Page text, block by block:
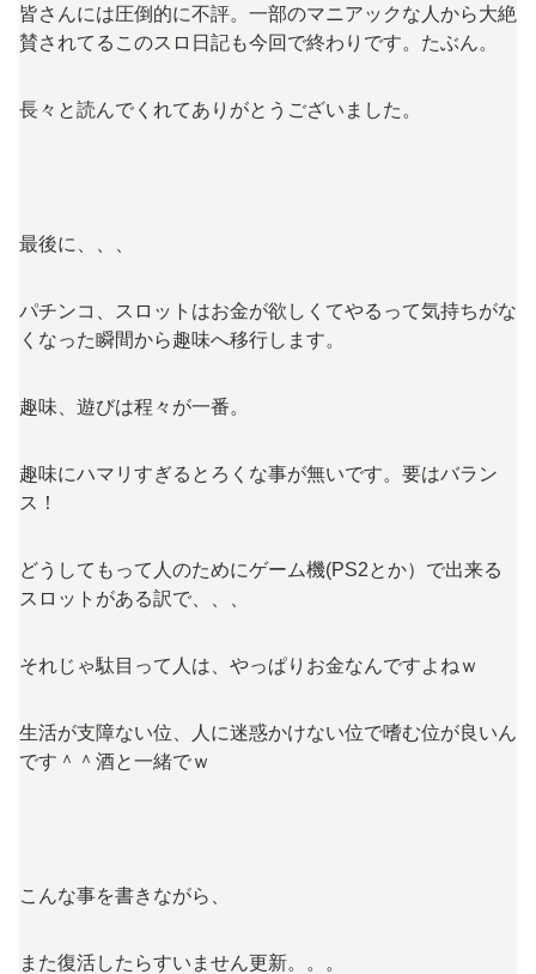
皆さんには圧倒的に不評。一部のマニアックな人から大絶
賛されてるこのスロ日記も今回で終わりです。たぶん。
長々と読んでくれてありがとうございました。
最後に、、、
パチンコ、スロットはお金が欲しくてやるって気持ちがな
くなった瞬間から趣味へ移行します。
趣味、遊びは程々が一番。
趣味にハマリすぎるとろくな事が無いです。要はバラン
ス！
どうしてもって人のためにゲーム機(PS2とか）で出来る
スロットがある訳で、、、
それじゃ駄目って人は、やっぱりお金なんですよねｗ
生活が支障ない位、人に迷惑かけない位で嗜む位が良いん
です＾＾酒と一緒でｗ
こんな事を書きながら、
また復活したらすいません更新。。。